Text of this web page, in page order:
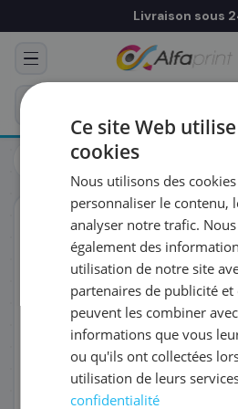
Livraison sous
Cartouches
HP
ORIGINAL
♻ COMMANDE RÉCURRENTE
Prévoyez &
Programmez votre prochain
vous prépare un devis
RÉFÉRENCE DU PRODUIT
FRÉQUENCE
QUANTITÉ PAR LIVRAISON
DATE DE PREMIÈRE
Ce site Web
cookies
Nous utilisons des
personnaliser le contenu,
analyser notre trafic.
également des
utilisation de notre site
partenaires de publicité et
peuvent les combiner
informations que vous
ou qu'ils ont collectées
utilisation de leurs
confidentialité